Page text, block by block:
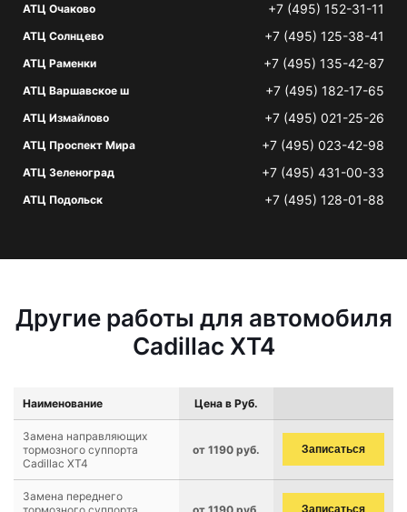
АТЦ Очаково +7 (495) 152-31-11
АТЦ Солнцево +7 (495) 125-38-41
АТЦ Раменки +7 (495) 135-42-87
АТЦ Варшавское ш +7 (495) 182-17-65
АТЦ Измайлово +7 (495) 021-25-26
АТЦ Проспект Мира +7 (495) 023-42-98
АТЦ Зеленоград +7 (495) 431-00-33
АТЦ Подольск +7 (495) 128-01-88
Другие работы для автомобиля
Cadillac XT4
Наименование Цена в Руб.
Замена направляющих
тормозного суппорта
Cadillac XT4
от 1190 руб. Записаться
Замена переднего
Записаться